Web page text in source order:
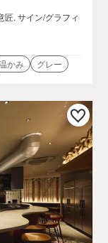
匠. サイン/グラフィ
かみ グレー